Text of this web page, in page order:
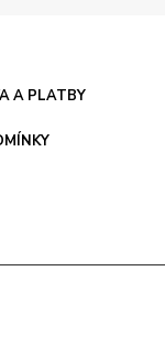
A PLATBY